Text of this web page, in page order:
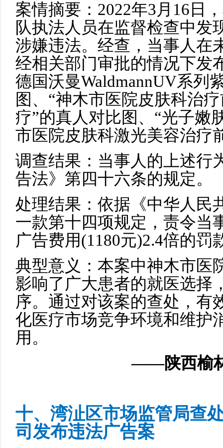
案情摘要：2022年3月16日
队执法人员在监督检查中发
涉嫌违法。经查，当事人在
经相关部门审批的情况下发
德国沃曼WaldmannUV系列
图、“神木市医院皮肤科治
疗”的真人对比图、“光子嫩
市医院皮肤科激光美容治疗
调查结果：当事人的上述行
告法》第四十六条的规定。
处理结果：依据《中华人民
一款第十四项规定，责令当
广告费用(1180元)2.4倍的罚
典型意义：本案中神木市医
影响了广大患者的就医选择
序。通过对该案的查处，有
化医疗市场竞争环境和维护
用。
——陕西榆
十、湾沚区市场监管局查
司发布违法广告案